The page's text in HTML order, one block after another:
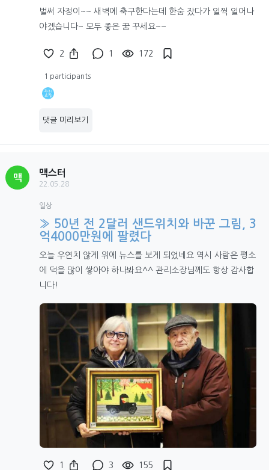
벌써 자정이~~ 새벽에 축구한다는데 한숨 잤다가 일찍 일어나
야겠습니다~ 모두 좋은 꿈 꾸세요~~
2 1 172
1 participants
댓글 미리보기
맥
맥스터
22.05.28
일상
» 50년 전 2달러 샌드위치와 바꾼 그림, 3
억4000만원에 팔렸다
오늘 우연치 않게 위에 뉴스를 보게 되었네요 역시 사람은 평소
에 덕을 많이 쌓아야 하나봐요^^ 관리소장님께도 항상 감사합
니다!
1 3 155